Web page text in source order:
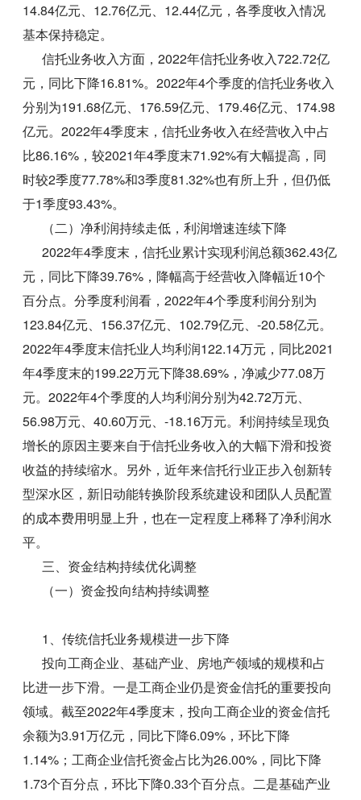
14.84亿元、12.76亿元、12.44亿元，各季度收入情况
基本保持稳定。
信托业务收入方面，2022年信托业务收入722.72亿
元，同比下降16.81%。2022年4个季度的信托业务收入
分别为191.68亿元、176.59亿元、179.46亿元、174.98
亿元。2022年4季度末，信托业务收入在经营收入中占
比86.16%，较2021年4季度末71.92%有大幅提高，同
时较2季度77.78%和3季度81.32%也有所上升，但仍低
于1季度93.43%。
（二）净利润持续走低，利润增速连续下降
2022年4季度末，信托业累计实现利润总额362.43亿
元，同比下降39.76%，降幅高于经营收入降幅近10个
百分点。分季度利润看，2022年4个季度利润分别为
123.84亿元、156.37亿元、102.79亿元、-20.58亿元。
2022年4季度末信托业人均利润122.14万元，同比2021
年4季度末的199.22万元下降38.69%，净减少77.08万
元。2022年4个季度的人均利润分别为42.72万元、
56.98万元、40.60万元、-18.16万元。利润持续呈现负
增长的原因主要来自于信托业务收入的大幅下滑和投资
收益的持续缩水。另外，近年来信托行业正步入创新转
型深水区，新旧动能转换阶段系统建设和团队人员配置
的成本费用明显上升，也在一定程度上稀释了净利润水
平。
三、资金结构持续优化调整
（一）资金投向结构持续调整
1、传统信托业务规模进一步下降
投向工商企业、基础产业、房地产领域的规模和占
比进一步下滑。一是工商企业仍是资金信托的重要投向
领域。截至2022年4季度末，投向工商企业的资金信托
余额为3.91万亿元，同比下降6.09%，环比下降
1.14%；工商企业信托资金占比为26.00%，同比下降
1.73个百分点，环比下降0.33个百分点。二是基础产业